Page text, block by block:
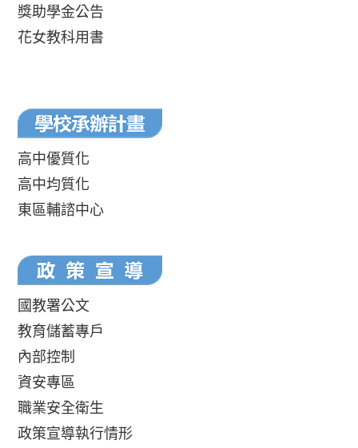
獎助學金公告
花女教科用書
高中優質化
高中均質化
東區輔諮中心
國教署公文
教育儲蓄專戶
內部控制
資安專區
職業安全衛生
政策宣導執行情形